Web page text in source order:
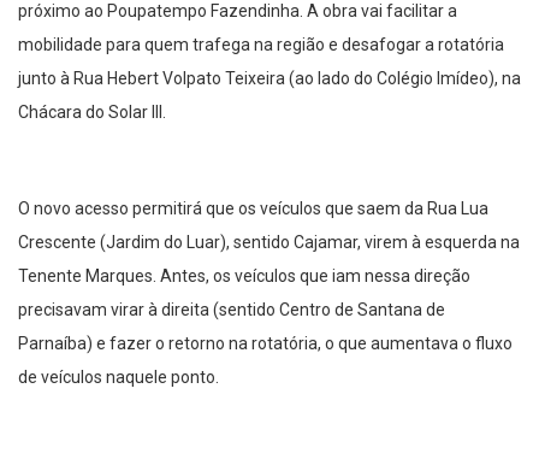
próximo ao Poupatempo Fazendinha. A obra vai facilitar a
mobilidade para quem trafega na região e desafogar a rotatória
junto à Rua Hebert Volpato Teixeira (ao lado do Colégio Imídeo), na
Chácara do Solar III.
O novo acesso permitirá que os veículos que saem da Rua Lua
Crescente (Jardim do Luar), sentido Cajamar, virem à esquerda na
Tenente Marques. Antes, os veículos que iam nessa direção
precisavam virar à direita (sentido Centro de Santana de
Parnaíba) e fazer o retorno na rotatória, o que aumentava o fluxo
de veículos naquele ponto.